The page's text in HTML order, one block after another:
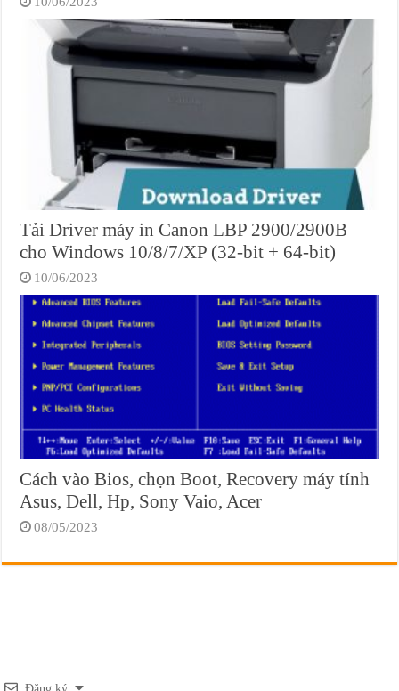
Tải Driver máy in Canon LBP 2900/2900B
cho Windows 10/8/7/XP (32-bit + 64-bit)
10/06/2023
Cách vào Bios, chọn Boot, Recovery máy tính
Asus, Dell, Hp, Sony Vaio, Acer
08/05/2023